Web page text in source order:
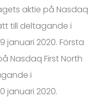
aktie på Nasdaq
till deltagande i
januari 2020. Första
Nasdaq First North
i
januari 2020.